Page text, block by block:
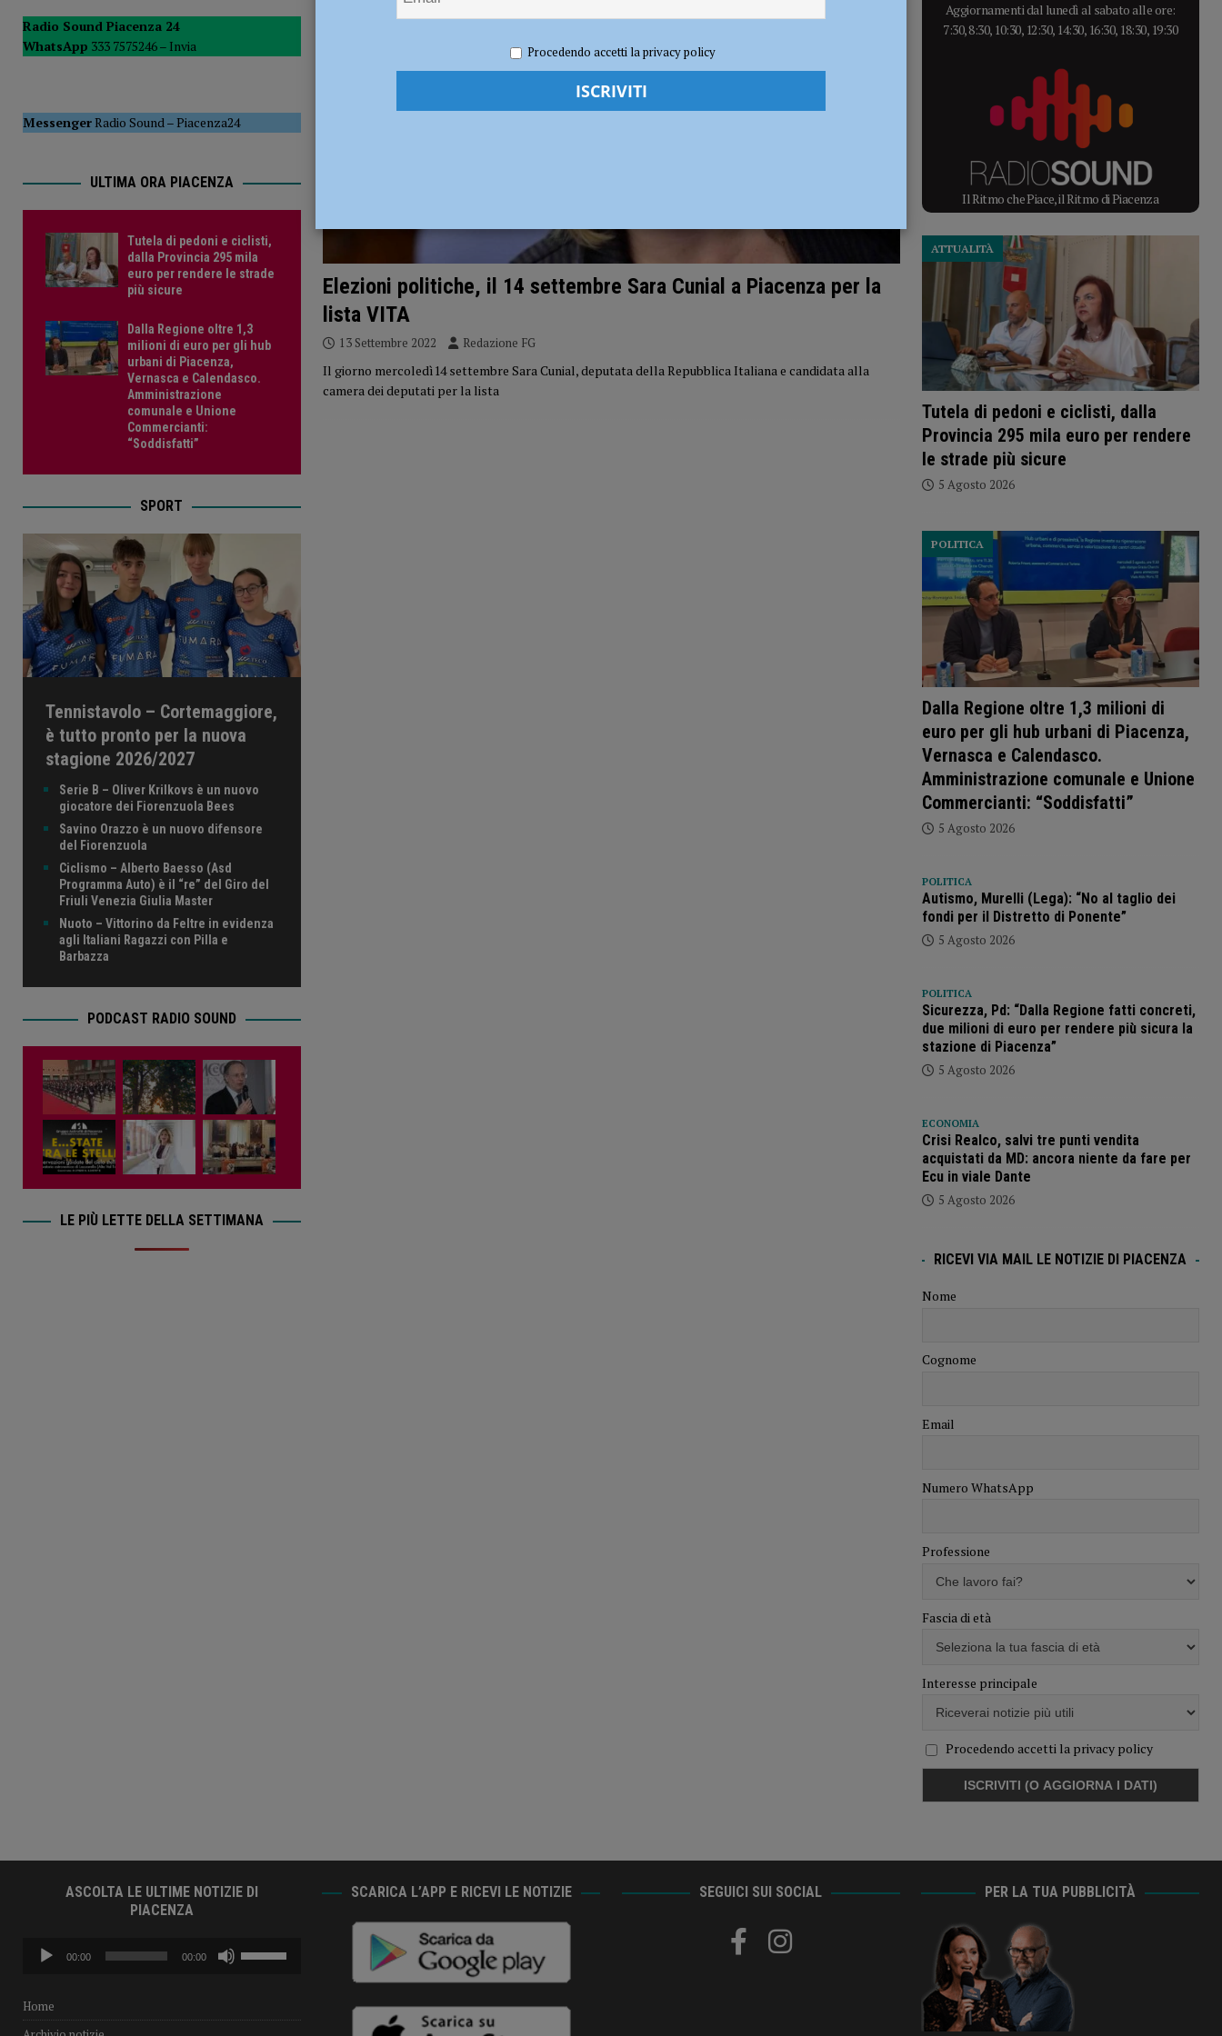
POLITICA
[ 5 Agosto 2026 ] Caldo estremo e asili nido, Tagliaferri (FdI): “Verificare subito la situazione nella provincia di Piacenza”
Elezioni politiche, il 14 settembre Sara Cunial a Piacenza per la
lista VITA
13 Settembre 2022 Redazione FG
Il giorno mercoledì14 settembre Sara Cunial, deputata della Repubblica Italiana e candidata alla
camera dei deputati per la lista
Radio Sound Piacenza 24
WhatsApp 333 7575246 – Invia
MessengerRadio Sound–Piacenza24
ULTIMA ORA PIACENZA
Tutela di pedoni e ciclisti,
dalla Provincia 295 mila
euro per rendere le strade
più sicure
Dalla Regione oltre 1,3
milioni di euro per gli hub
urbani di Piacenza,
Vernasca e Calendasco.
Amministrazione
comunale e Unione
Commercianti:
“Soddisfatti”
SPORT
Tennistavolo – Cortemaggiore,
è tutto pronto per la nuova
stagione 2026/2027
Serie B – Oliver Krilkovs è un nuovo
giocatore dei Fiorenzuola Bees
Savino Orazzo è un nuovo difensore
del Fiorenzuola
Ciclismo – Alberto Baesso (Asd
Programma Auto) è il “re” del Giro del
Friuli Venezia Giulia Master
Nuoto – Vittorino da Feltre in evidenza
agli Italiani Ragazzi con Pilla e
Barbazza
PODCAST RADIO SOUND
LE PIÙ LETTE DELLA SETTIMANA
Aggiornamenti dal lunedì al sabato alle ore:
7:30, 8:30, 10:30, 12:30, 14:30, 16:30, 18:30, 19:30
Il Ritmo che Piace, il Ritmo di Piacenza
Tutela di pedoni e ciclisti, dalla
Provincia 295 mila euro per rendere
le strade più sicure
ATTUALITÀ
5 Agosto 2026
Dalla Regione oltre 1,3 milioni di
euro per gli hub urbani di Piacenza,
Vernasca e Calendasco.
Amministrazione comunale e Unione
Commercianti: “Soddisfatti”
POLITICA
5 Agosto 2026
POLITICA
Autismo, Murelli (Lega): “No al taglio dei
fondi per il Distretto di Ponente”
5 Agosto 2026
POLITICA
Sicurezza, Pd: “Dalla Regione fatti concreti,
due milioni di euro per rendere più sicura la
stazione di Piacenza”
5 Agosto 2026
ECONOMIA
Crisi Realco, salvi tre punti vendita
acquistati da MD: ancora niente da fare per
Ecu in viale Dante
5 Agosto 2026
RICEVI VIA MAIL LE NOTIZIE DI PIACENZA
Nome
Cognome
Email
Numero WhatsApp
Professione
Fascia di età
Interesse principale
Procedendo accetti la privacy policy
ASCOLTA LE ULTIME NOTIZIE DI
PIACENZA
Audio
Player
00:00 00:00
i
su/giù
Home
SCARICA L’APP E RICEVI LE NOTIZIE SEGUICI SUI SOCIAL PER LA TUA PUBBLICITÀ
Procedendo accetti la privacy policy